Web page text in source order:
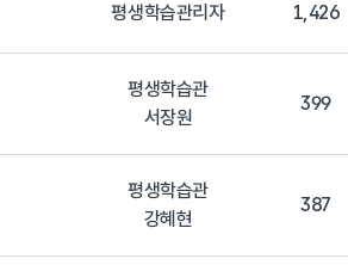
평생학습관리자 1,426
평생학습관
서장원
399
평생학습관
강혜현
387